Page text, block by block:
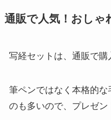
通販で人気！おしゃ
写経セットは、通販で購
筆ペンではなく本格的
のも多いので、プレゼン